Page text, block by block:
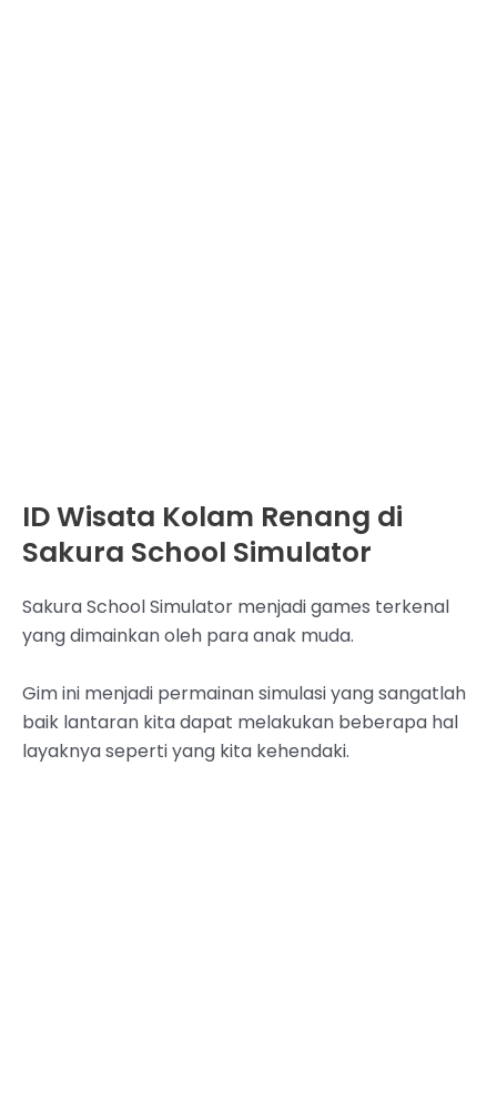
ID Wisata Kolam Renang di
Sakura School Simulator
Sakura School Simulator menjadi games terkenal
yang dimainkan oleh para anak muda.
Gim ini menjadi permainan simulasi yang sangatlah
baik lantaran kita dapat melakukan beberapa hal
layaknya seperti yang kita kehendaki.